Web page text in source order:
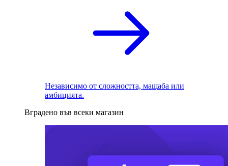
Независимо от сложността, мащаба или
амбицията.
Вградено във всеки магазин